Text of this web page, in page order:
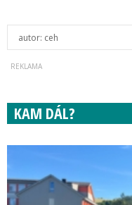
autor: ceh
KAM DÁL?